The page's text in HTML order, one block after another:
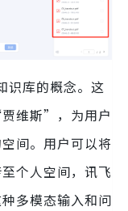
识库的概念。这
维斯”，为用户
间。用户可以将
个人空间，讯飞
多模态输入和问